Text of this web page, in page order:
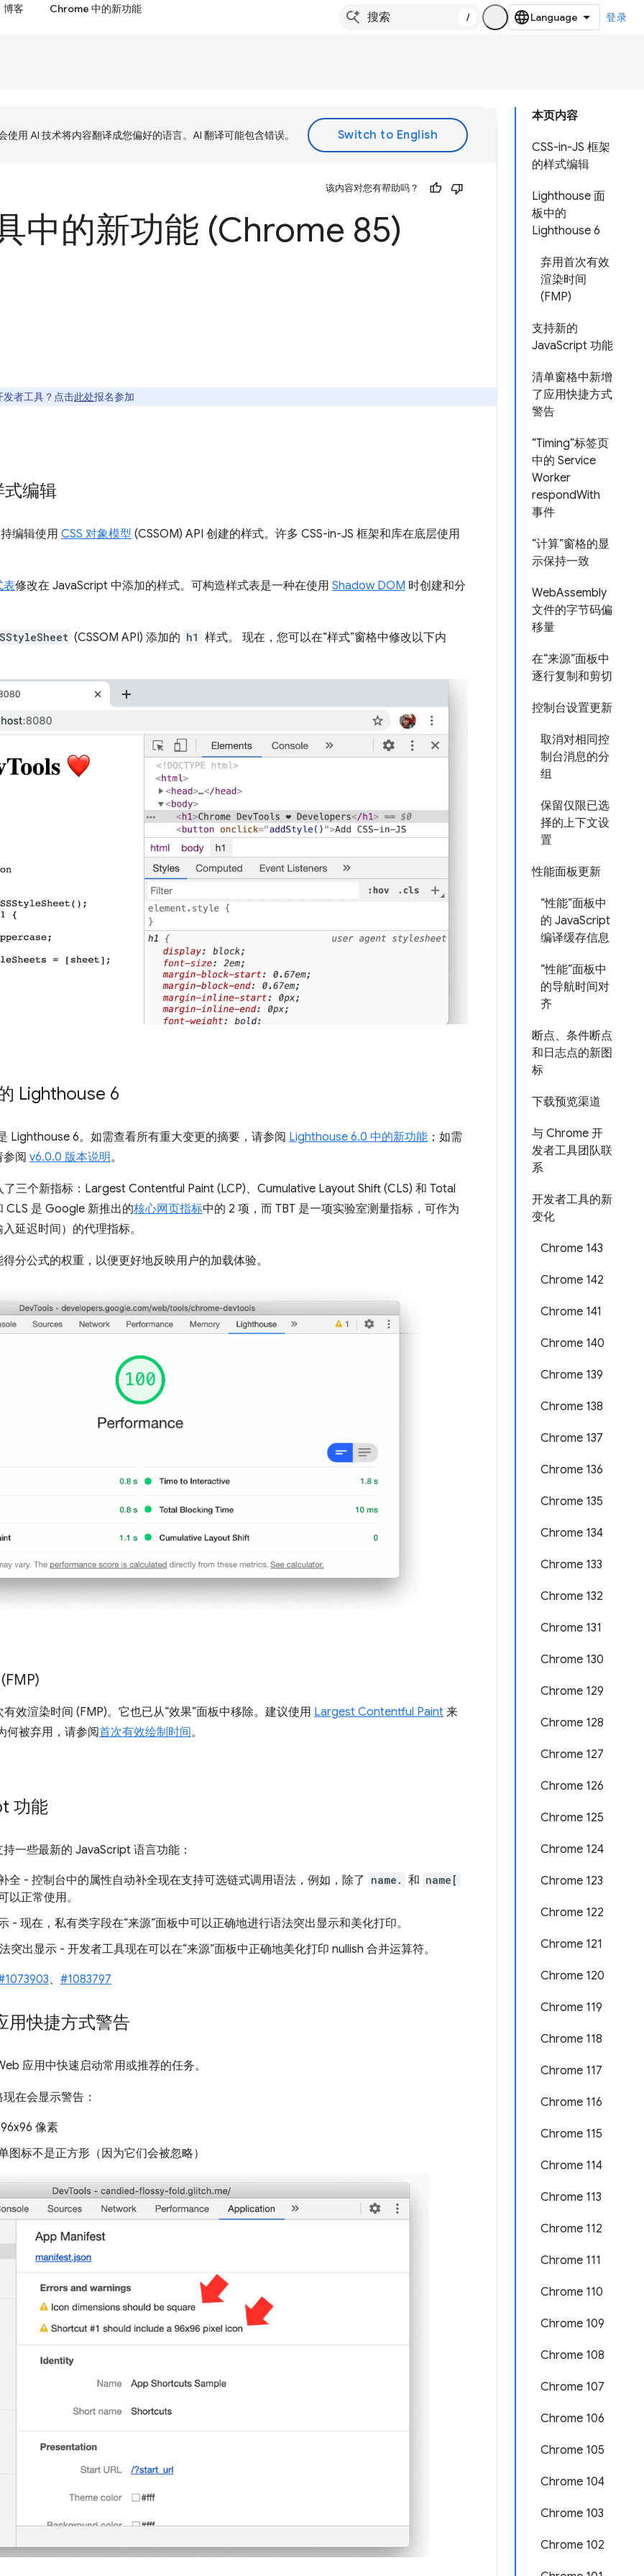
博客 Chrome 中的新功能
/ 登录
本页内容
CSS-in-JS 框架
的样式编辑
Lighthouse 面
板中的
Lighthouse 6
弃用首次有效
渲染时间
(FMP)
支持新的
JavaScript 功能
清单窗格中新增
了应用快捷方式
警告
“Timing”标签页
中的 Service
Worker
respondWith
事件
“计算”窗格的显
示保持一致
WebAssembly
文件的字节码偏
移量
在“来源”面板中
逐行复制和剪切
控制台设置更新
取消对相同控
制台消息的分
组
保留仅限已选
择的上下文设
置
性能面板更新
“性能”面板中
的 JavaScript
编译缓存信息
“性能”面板中
的导航时间对
齐
断点、条件断点
和日志点的新图
标
下载预览渠道
与 Chrome 开
发者工具团队联
系
开发者工具的新
变化
Chrome 143
Chrome 142
Chrome 141
Chrome 140
Chrome 139
Chrome 138
Chrome 137
Chrome 136
Chrome 135
Chrome 134
Chrome 133
Chrome 132
Chrome 131
Chrome 130
Chrome 129
Chrome 128
Chrome 127
Chrome 126
Chrome 125
Chrome 124
Chrome 123
Chrome 122
Chrome 121
Chrome 120
Chrome 119
Chrome 118
Chrome 117
Chrome 116
Chrome 115
Chrome 114
Chrome 113
Chrome 112
Chrome 111
Chrome 110
Chrome 109
Chrome 108
Chrome 107
Chrome 106
Chrome 105
Chrome 104
Chrome 103
Chrome 102
使用 AI 技术将内容翻译成您偏好的语言。AI 翻译可能包含错误。
该内容对您有帮助吗？
中的新功能 (Chrome 85)
者工具？点击此处报名参加
式编辑
编辑使用 CSS 对象模型 (CSSOM) API 创建的样式。许多 CSS-in-JS 框架和库在底层使用
表修改在 JavaScript 中添加的样式。可构造样式表是一种在使用 Shadow DOM 时创建和分
(CSSOM API) 添加的 h1 样式。 现在，您可以在“样式”窗格中修改以下内
Lighthouse 6
Lighthouse 6。如需查看所有重大变更的摘要，请参阅 Lighthouse 6.0 中的新功能 ；如需
阅 v6.0.0 版本说明。
三个新指标：Largest Contentful Paint (LCP)、Cumulative Layout Shift (CLS) 和 Total
CLS 是 Google 新推出的核心网页指标中的 2 项，而 TBT 是一项实验室测量指标，可作为
延迟时间）的代理指标。
分公式的权重，以便更好地反映用户的加载体验。
效渲染时间 (FMP)。它也已从“效果”面板中移除。建议使用 Largest Contentful Paint 来
何被弃用，请参阅首次有效绘制时间。
功能
一些最新的 JavaScript 语言功能：
全 - 控制台中的属性自动补全现在支持可选链式调用语法，例如，除了 name. 和 name[
以正常使用。
- 现在，私有类字段在“来源”面板中可以正确地进行语法突出显示和美化打印。
突出显示 - 开发者工具现在可以在“来源”面板中正确地美化打印 nullish 合并运算符。
、 #1083797
用快捷方式警告
应用中快速启动常用或推荐的任务。
在会显示警告：
像素
图标不是正方形（因为它们会被忽略）